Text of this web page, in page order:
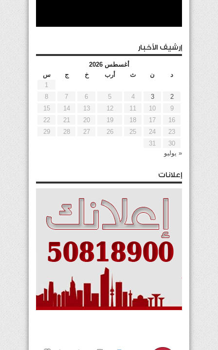
إرشيف الأخبار
أغسطس 2026
د
ن ث أرب خ ج
س
1
2
3
4
5
6
7
8
9
10
11
12
13
14
15
16
17
18
19
20
21
22
23
24
25
26
27
28
29
30
31
« يوليو
إعلانات